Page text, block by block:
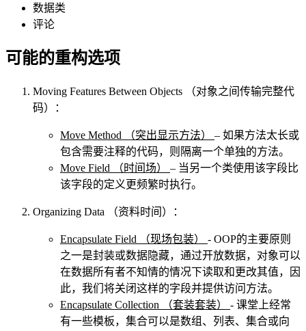
数据类
评论
可能的重构选项
Moving Features Between Objects （对象之间传输完整代
码）：
Move Method （突出显示方法） – 如果方法太长或
包含需要注释的代码，则隔离一个单独的方法。
Move Field （时间场） – 当另一个类使用该字段比
该字段的定义更频繁时执行。
Organizing Data （资料时间）：
Encapsulate Field （现场包装） - OOP的主要原则
之一是封装或数据隐藏，通过开放数据，对象可以
在数据所有者不知情的情况下读取和更改其值，因
此，我们将关闭这样的字段并提供访问方法。
Encapsulate Collection （套装套装） - 课堂上经常
有一些模板，集合可以是数组、列表、集合或向